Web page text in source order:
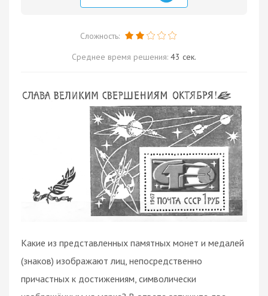
Сложность:
Среднее время решения: 43 сек.
Какие из представленных памятных монет и медалей
(знаков) изображают лиц, непосредственно
причастных к достижениям, символически